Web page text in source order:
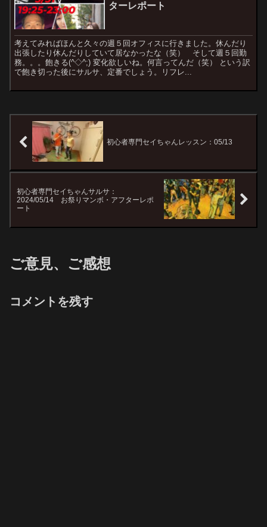
ターレポート
考えてみればほんと久々の週５回オフィスに行きました。休んだり
出張したり休んだりしていて居なかったな（笑） そして週５回勤
務。。。飽きる(^◇^;) 変化欲しいね。何言ってんだ（笑） という訳
で飽き切った後にサルサ、定番でしょう。リフレ...
初心者専門セイちゃんレッスン：05/13
初心者専門セイちゃんサルサ：
2024/05/14 お祭りマンボ・アフターレポ
ート
ご意見、ご感想
コメントを残す